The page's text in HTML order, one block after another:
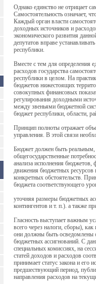
Однако единство не отрицает
Самостоятельность означает,
Каждый орган власти
доходных источников и
экономического развития
депутатов вправе
республики.
Вместе с тем для определения
расходов государства
республики в целом. На
бюджетов нижестоящих
совокупных финансовых
регулирования доходными
между звеньями бюджетной
бюджет республики, области,
Принцип полноты отражает
управления. В этой связи
Бюджет должен быть реальным,
общегосударственные
анализа исполнения бюджетов,
движения бюджетных ресурсов
конкретных обстоятельств.
бюджета соответствующего
уточняя размеры бюджетных
контингентов и т. п.). а также
Гласность выступает важным
всего через налоги, сборы),
они должны быть осведомлены
бюджетных ассигнований. С
специальных комиссиях, на
статей доходов и расходов
принимает статус закона и его
предшествующий период,
направления расходов на